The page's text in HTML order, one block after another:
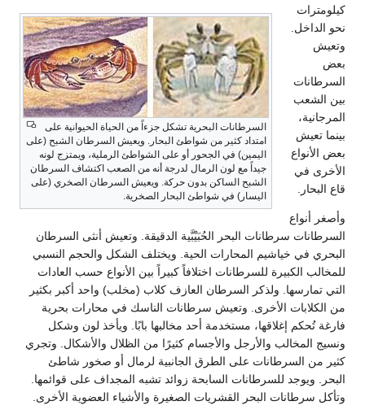
السرطانات البحرية تشكل جزءاً من الحياة الحيوانية على
امتداد كثير من شواطئ البحار. ويعيش السرطان الشبح (على
اليمين) في الجحور أو على الشواطئ الرملية، ويمتزج لونه
جيداً مع لون الرمال لدرجة أنه من الصعب اكتشاف السرطان
الشبح الساكن بدون حركة. ويعيش السرطان الصخري (على
اليسار) في شواطئ البحار الصخرية.
كيلومترات
نحو الداخل.
وتعيش
بعض
السرطانات
بين الشعب
المرجانية،
بينما تعيش
بعض الأنواع
الأخرى في
قاع البحار.
وأصغر أنواع
السرطانات سرطانات البحر الحُبَيْبَّية الدقيقة. وتعيش أنثى السرطان
البحري في خياشيم المحارات الحية. ويختلف الشكل والحجم النسبي
للمخالب الكبيرة للسرطانات اختلافاً كبيراً بين الأنواع حسب العادات
التي تمارسها. ولذكر السرطان العازف كلاب (مخلب) واحد أكبر بكثير
من الكلابات الأخرى. وتعيش سرطانات الناسك في محارات بحرية
فارغة تُحكم إغلاقها، مستخدمة أحد مخالبها بابًا. ويأخذ لون وشكل
ونسيج المخالب والأرجل والأجسام كثيرًا من الظلال والأشكال. وتجري
كثير من السرطانات على الطرق الجانبية لرمال أو صخور شاطئ
البحر. ويوجد للسرطانات السابحة زوائد تشبه المجداف على قوائمها.
وتأكل سرطانات البحر القشريات الصغيرة والأشياء العضوية الأخرى.